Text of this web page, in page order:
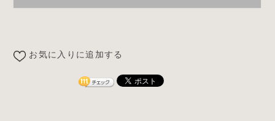
お気に入りに追加する